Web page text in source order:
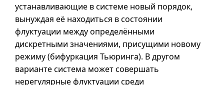
устанавливающие в системе новый порядок,
вынуждая её находиться в состоянии
флуктуации между определёнными
дискретными значениями, присущими новому
режиму (бифуркация Тьюринга). В другом
варианте система может совершать
нерегулярные флуктуации среди